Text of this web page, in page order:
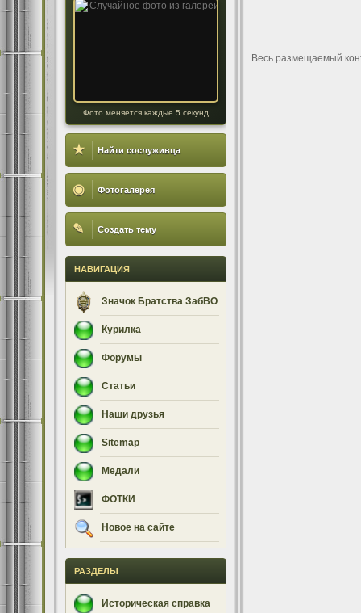
Фото меняется каждые 5 секунд
★ Найти сослуживца
◉ Фотогалерея
✎ Создать тему
НАВИГАЦИЯ
Значок Братства ЗабВО
Курилка
Форумы
Статьи
Наши друзья
Sitemap
Медали
ФОТКИ
Новое на сайте
РАЗДЕЛЫ
Историческая справка
Весь размещаемый